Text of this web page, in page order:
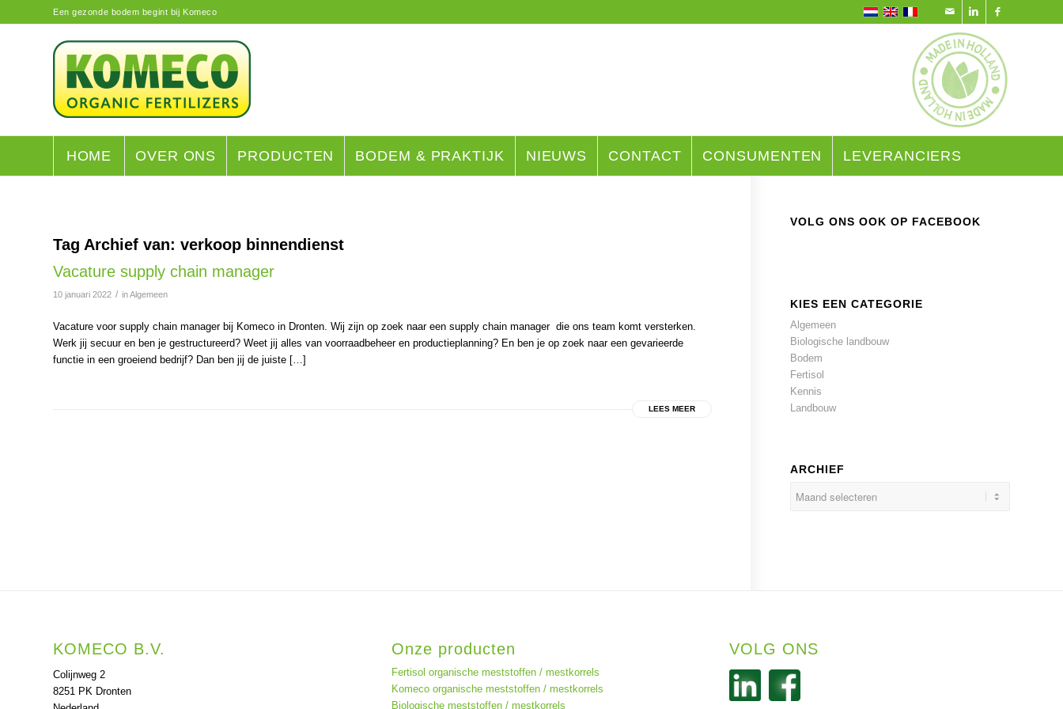
Een gezonde bodem begint bij Komeco
HOME OVER ONS PRODUCTEN BODEM & PRAKTIJK NIEUWS CONTACT CONSUMENTEN LEVERANCIERS
Tag Archief van: verkoop binnendienst
Vacature supply chain manager
10 januari 2022 / inAlgemeen
Vacature voor supply chain manager bij Komeco in Dronten. Wij zijn op zoek naar een supply chain manager die ons team komt versterken.
Werk jij secuur en ben je gestructureerd? Weet jij alles van voorraadbeheer en productieplanning? En ben je op zoek naar een gevarieerde
functie in een groeiend bedrijf? Dan ben jij de juiste […]
LEES MEER
VOLG ONS OOK OP FACEBOOK
KIES EEN CATEGORIE
Algemeen
Biologische landbouw
Bodem
Fertisol
Kennis
Landbouw
ARCHIEF
KOMECO B.V.
Colijnweg 2
8251 PK Dronten
Onze producten
Fertisol organische meststoffen / mestkorrels
Komeco organische meststoffen / mestkorrels
Biologische meststoffen / mestkorrels
VOLG ONS